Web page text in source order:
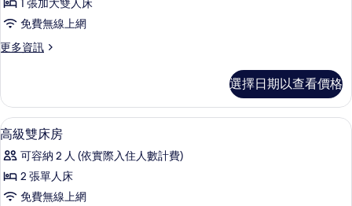
片
級
人
的
所
有
相
片
1 張加大雙人床
免費無線上網
更多資訊
更
雙
人
間
詳
情
選擇日期以查看價格
顯
示
高
級
客房內保險箱、遮光布/窗簾、免費無
8
高級雙床房
可容納 2 人 (依實際入住人數計費)
2 張單人床
免費無線上網